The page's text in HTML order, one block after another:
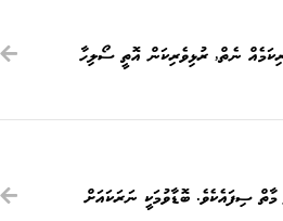
ނެތް, ރުޅިވެރިކަން އޮތީ ސޯލިހާ
ސިފައެކެވެ. ބޮޑާވުމަކީ ނަރަކައަށް